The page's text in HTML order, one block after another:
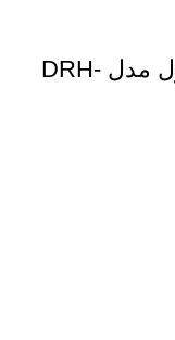
منبع تغذیه 24 ولت 5 امپر مین ول مدل DRH-